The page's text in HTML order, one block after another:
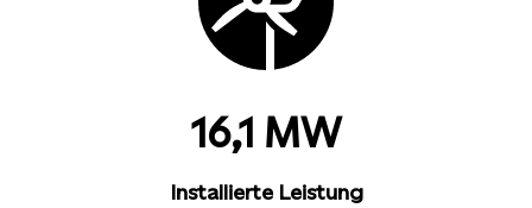
16,1 MW
Installierte Leistung